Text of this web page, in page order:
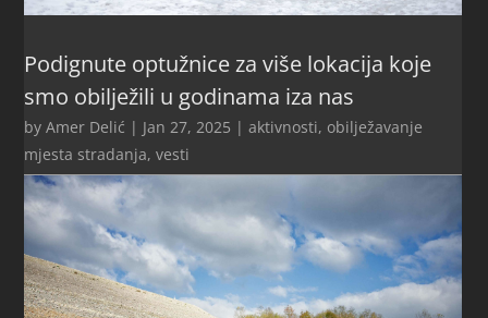
Podignute optužnice za više lokacija koje
smo obilježili u godinama iza nas
byAmer Delić | Jan 27, 2025 |aktivnosti, obilježavanje
mjesta stradanja,vesti